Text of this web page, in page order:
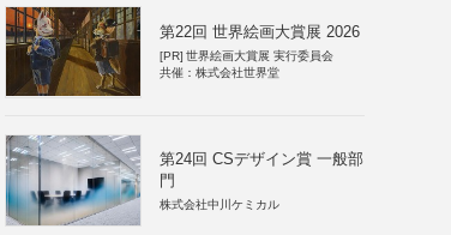
第22回 世界絵画大賞展 2026
[PR] 世界絵画大賞展 実行委員会
共催：株式会社世界堂
第24回 CSデザイン賞 一般部
門
株式会社中川ケミカル